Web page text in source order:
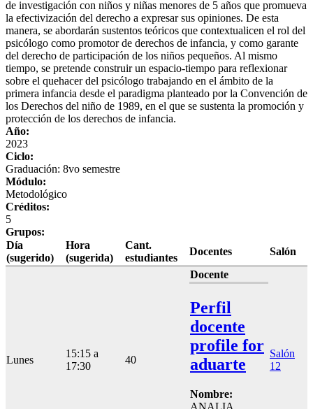
de investigación con niños y niñas menores de 5 años que promueva
la efectivización del derecho a expresar sus opiniones. De esta
manera, se abordarán sustentos teóricos que contextualicen el rol del
psicólogo como promotor de derechos de infancia, y como garante
del derecho de participación de los niños pequeños. Al mismo
tiempo, se pretende construir un espacio-tiempo para reflexionar
sobre el quehacer del psicólogo trabajando en el ámbito de la
primera infancia desde el paradigma planteado por la Convención de
los Derechos del niño de 1989, en el que se sustenta la promoción y
protección de los derechos de infancia.
Año:
2023
Ciclo:
Graduación: 8vo semestre
Módulo:
Metodológico
Créditos:
5
Grupos:
Día
(sugerido)
Hora
(sugerida)
Cant.
estudiantes
Docentes Salón
Lunes
15:15 a
17:30
40
Docente
Perfil
docente
profile for
aduarte
Nombre:
ANALIA
Salón
12